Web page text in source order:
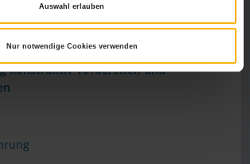
Auswahl erlauben
Nur notwendige Cookies verwenden
Weiterbildung – Chance im Kampf
Fachkräftemangel
konstruktiv vorbereiten und